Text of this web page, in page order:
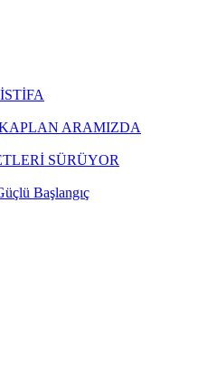
ARAMIZDA
SÜRÜYOR
Başlangıç